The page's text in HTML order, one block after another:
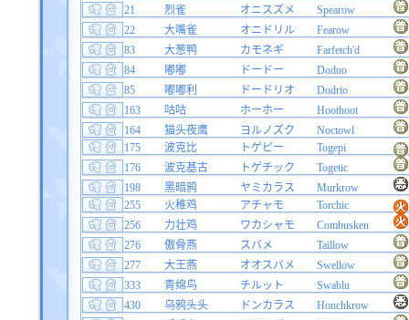
21
烈雀 オニスズメ
Spearow
22
大嘴雀 オニドリル
Fearow
83
大葱鸭 カモネギ
Farfetch'd
84
嘟嘟 ドードー
Doduo
85
嘟嘟利 ドードリオ
Dodrio
163
咕咕 ホーホー
Hoothoot
164
猫头夜鹰 ヨルノズク
Noctowl
175
波克比 トゲピー
Togepi
176
波克基古 トゲチック
Togetic
198
黑暗鸦 ヤミカラス
Murkrow
255
火稚鸡 アチャモ
Torchic
256
力壮鸡 ワカシャモ
Combusken
276
傲骨燕 スバメ
Taillow
277
大王燕 オオスバメ
Swellow
333
青绵鸟 チルット
Swablu
430
乌鸦头头 ドンカラス
Honchkrow